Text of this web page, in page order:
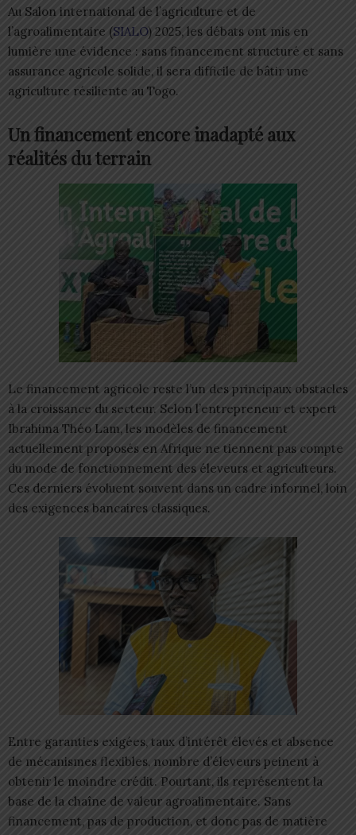
Au Salon international de l’agriculture et de
l’agroalimentaire (SIALO) 2025, les débats ont mis en
lumière une évidence : sans financement structuré et sans
assurance agricole solide, il sera difficile de bâtir une
agriculture résiliente au Togo.
Un financement encore inadapté aux
réalités du terrain
Le financement agricole reste l’un des principaux obstacles
à la croissance du secteur. Selon l’entrepreneur et expert
Ibrahima Théo Lam, les modèles de financement
actuellement proposés en Afrique ne tiennent pas compte
du mode de fonctionnement des éleveurs et agriculteurs.
Ces derniers évoluent souvent dans un cadre informel, loin
des exigences bancaires classiques.
Entre garanties exigées, taux d’intérêt élevés et absence
de mécanismes flexibles, nombre d’éleveurs peinent à
obtenir le moindre crédit. Pourtant, ils représentent la
base de la chaîne de valeur agroalimentaire. Sans
financement, pas de production, et donc pas de matière